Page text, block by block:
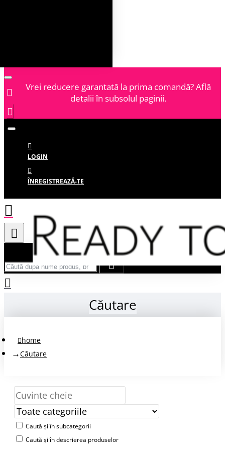
Vrei reducere garantată la prima comandă? Află
detalii în subsolul paginii.
LOGIN
ÎNREGISTREAZĂ-TE
Căută după nume produs, brand...
Căutare
home
Căutare
Caută și în subcategorii
Caută și în descrierea produselor